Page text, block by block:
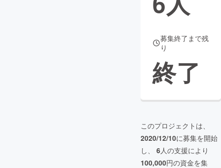
募集終了まで残
り
終了
このプロジェクトは、
2020/12/10に募集を開始
し、 6人の支援により
100,000円の資金を集